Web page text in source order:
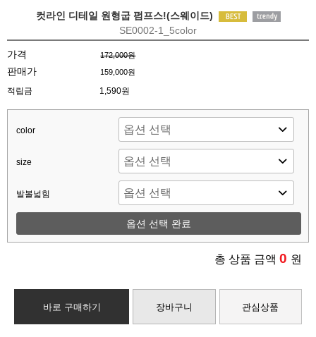
컷라인 디테일 원형굽 펌프스!(스웨이드)
SE0002-1_5color
가격 172,000원
판매가 159,000원
적립금 1,590원
color
size
발볼넓힘
옵션 선택 완료
총 상품 금액 0 원
바로 구매하기 장바구니 관심상품